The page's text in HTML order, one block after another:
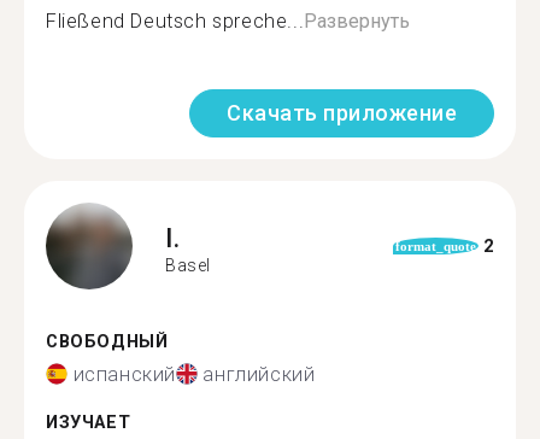
Fließend Deutsch spreche...Развернуть
Скачать приложение
I.
Basel
format_quote 2
СВОБОДНЫЙ
испанский английский
ИЗУЧАЕТ